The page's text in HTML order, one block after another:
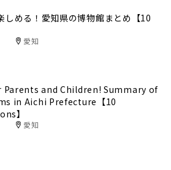
しめる！愛知県の博物館まとめ【10
愛知
Parents and Children! Summary of
in Aichi Prefecture【10
】
愛知